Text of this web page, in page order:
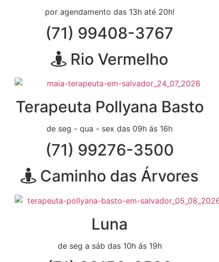
por agendamento das 13h até 20h!
(71) 99408-3767
Rio Vermelho
Terapeuta Pollyana Basto
de seg - qua - sex das 09h ás 16h
(71) 99276-3500
Caminho das Árvores
Luna
de seg a sáb das 10h ás 19h